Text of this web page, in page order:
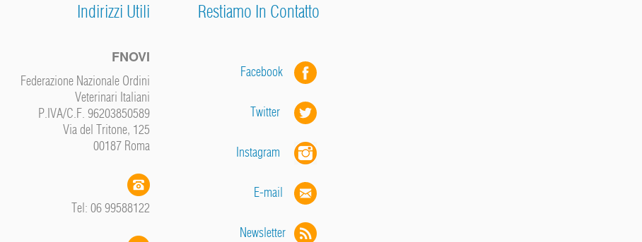
Indirizzi Utili
FNOVI
Federazione Nazionale Ordini
Veterinari Italiani
P.IVA/C.F. 96203850589
Via del Tritone, 125
00187 Roma
Tel: 06 99588122
Restiamo In Contatto
Facebook
Twitter
Instagram
E-mail
Newsletter